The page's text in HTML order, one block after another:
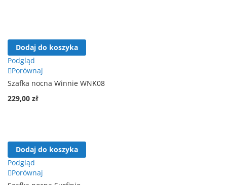
Dodaj do koszyka
Podgląd
Porównaj
Szafka nocna Winnie WNK08
229,00 zł
Dodaj do koszyka
Podgląd
Porównaj